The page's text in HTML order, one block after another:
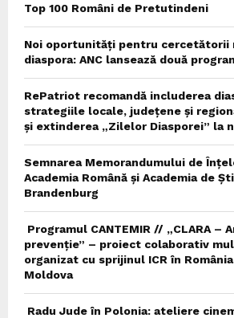
Top 100 Români de Pretutindeni
Noi oportunități pentru cercetătorii
diaspora: ANC lansează două
RePatriot recomandă includerea
strategiile locale, județene și
și extinderea „Zilelor Diasporei” la
Semnarea Memorandumului de
Academia Română și Academia de
Brandenburg
Programul CANTEMIR // „CLARA –
prevenție” – proiect colaborativ
organizat cu sprijinul ICR în
Moldova
Radu Jude în Polonia: ateliere